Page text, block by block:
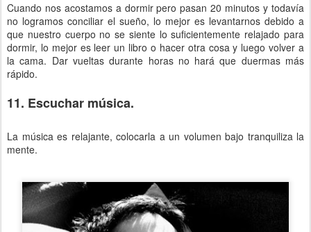
Cuando nos acostamos a dormir pero pasan 20 minutos y todavía
no logramos conciliar el sueño, lo mejor es levantarnos debido a
que nuestro cuerpo no se siente lo suficientemente relajado para
dormir, lo mejor es leer un libro o hacer otra cosa y luego volver a
la cama. Dar vueltas durante horas no hará que duermas más
rápido.
11. Escuchar música.
La música es relajante, colocarla a un volumen bajo tranquiliza la
mente.